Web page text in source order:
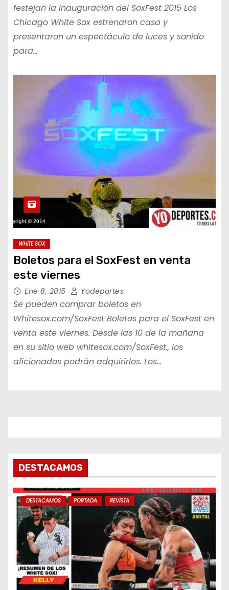
festejan la inauguración del SoxFest 2015 Los
Chicago White Sox estrenaron casa y
presentaron un espectáculo de luces y sonido
para…
WHITE SOX
Boletos para el SoxFest en venta
este viernes
Ene 8, 2015 Yodeportes
Se pueden comprar boletos en
Whitesox.com/SoxFest Boletos para el SoxFest en
venta este viernes. Desde las 10 de la mañana
en su sitio web whitesox.com/SoxFest., los
aficionados podrán adquirirlos. Los…
DESTACAMOS
DESTACAMOS PORTADA REVISTA